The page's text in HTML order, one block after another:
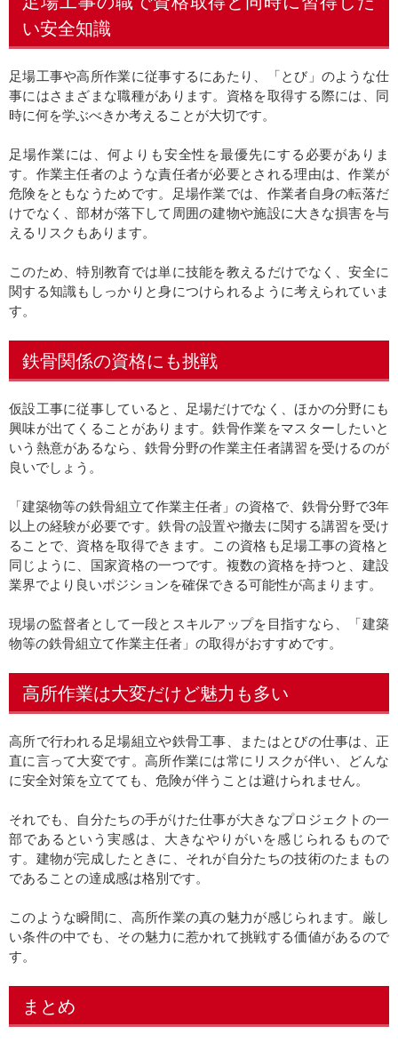
い安全知識
足場工事や高所作業に従事するにあたり、「とび」のような仕
事にはさまざまな職種があります。資格を取得する際には、同
時に何を学ぶべきか考えることが大切です。
足場作業には、何よりも安全性を最優先にする必要がありま
す。作業主任者のような責任者が必要とされる理由は、作業が
危険をともなうためです。足場作業では、作業者自身の転落だ
けでなく、部材が落下して周囲の建物や施設に大きな損害を与
えるリスクもあります。
このため、特別教育では単に技能を教えるだけでなく、安全に
関する知識もしっかりと身につけられるように考えられていま
す。
鉄骨関係の資格にも挑戦
仮設工事に従事していると、足場だけでなく、ほかの分野にも
興味が出てくることがあります。鉄骨作業をマスターしたいと
いう熱意があるなら、鉄骨分野の作業主任者講習を受けるのが
良いでしょう。
「建築物等の鉄骨組立て作業主任者」の資格で、鉄骨分野で3年
以上の経験が必要です。鉄骨の設置や撤去に関する講習を受け
ることで、資格を取得できます。この資格も足場工事の資格と
同じように、国家資格の一つです。複数の資格を持つと、建設
業界でより良いポジションを確保できる可能性が高まります。
現場の監督者として一段とスキルアップを目指すなら、「建築
物等の鉄骨組立て作業主任者」の取得がおすすめです。
高所作業は大変だけど魅力も多い
高所で行われる足場組立や鉄骨工事、またはとびの仕事は、正
直に言って大変です。高所作業には常にリスクが伴い、どんな
に安全対策を立てても、危険が伴うことは避けられません。
それでも、自分たちの手がけた仕事が大きなプロジェクトの一
部であるという実感は、大きなやりがいを感じられるもので
す。建物が完成したときに、それが自分たちの技術のたまもの
であることの達成感は格別です。
このような瞬間に、高所作業の真の魅力が感じられます。厳し
い条件の中でも、その魅力に惹かれて挑戦する価値があるので
す。
まとめ